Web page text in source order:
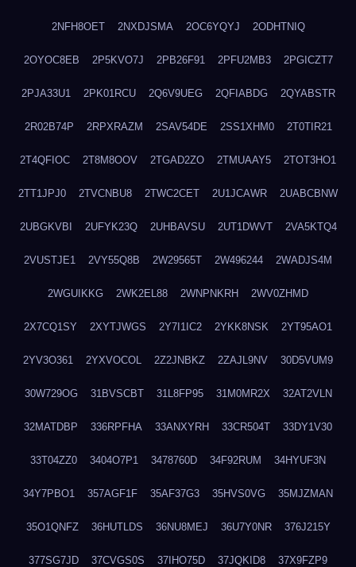
2NFH8OET 2NXDJSMA 2OC6YQYJ 2ODHTNIQ
2OYOC8EB 2P5KVO7J 2PB26F91 2PFU2MB3 2PGICZT7
2PJA33U1 2PK01RCU 2Q6V9UEG 2QFIABDG 2QYABSTR
2R02B74P 2RPXRAZM 2SAV54DE 2SS1XHM0 2T0TIR21
2T4QFIOC 2T8M8OOV 2TGAD2ZO 2TMUAAY5 2TOT3HO1
2TT1JPJ0 2TVCNBU8 2TWC2CET 2U1JCAWR 2UABCBNW
2UBGKVBI 2UFYK23Q 2UHBAVSU 2UT1DWVT 2VA5KTQ4
2VUSTJE1 2VY55Q8B 2W29565T 2W496244 2WADJS4M
2WGUIKKG 2WK2EL88 2WNPNKRH 2WV0ZHMD
2X7CQ1SY 2XYTJWGS 2Y7I1IC2 2YKK8NSK 2YT95AO1
2YV3O361 2YXVOCOL 2Z2JNBKZ 2ZAJL9NV 30D5VUM9
30W729OG 31BVSCBT 31L8FP95 31M0MR2X 32AT2VLN
32MATDBP 336RPFHA 33ANXYRH 33CR504T 33DY1V30
33T04ZZ0 3404O7P1 3478760D 34F92RUM 34HYUF3N
34Y7PBO1 357AGF1F 35AF37G3 35HVS0VG 35MJZMAN
35O1QNFZ 36HUTLDS 36NU8MEJ 36U7Y0NR 376J215Y
377SG7JD 37CVGS0S 37IHO75D 37JQKID8 37X9FZP9